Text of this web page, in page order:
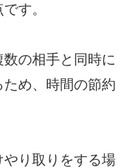
す。
の相手と同時に
め、時間の節約
り取りをする場